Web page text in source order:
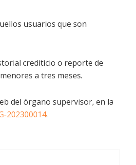
usuarios que son
crediticio o reporte de
a tres meses.
del órgano supervisor, en la
202300014.